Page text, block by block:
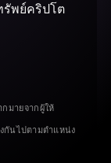
พย์คริปโต
มายจากผู้ให้
กันไปตามตำแหน่ง